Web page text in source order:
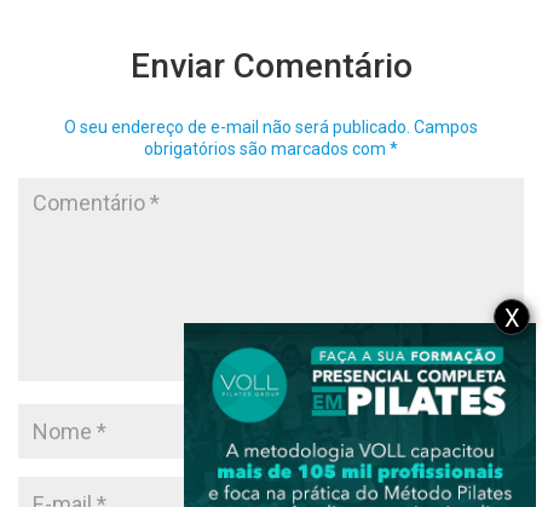
Enviar Comentário
O seu endereço de e-mail não será publicado. Campos
obrigatórios são marcados com *
X